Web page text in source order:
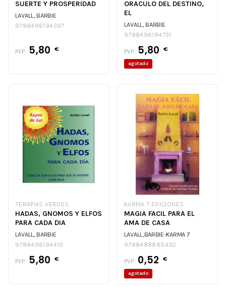
SUERTE Y PROSPERIDAD
LAVALL, BARBIE
9788496194397
PVP: 5,80 €
ORACULO DEL DESTINO,
EL
LAVALL, BARBIE
9788496194731
PVP: 5,80 €
agotado
TERAPIAS VERDES
HADAS, GNOMOS Y ELFOS
PARA CADA DIA
LAVALL, BARBIE
9788496194410
PVP: 5,80 €
KARMA 7 EDICIONES
MAGIA FACIL PARA EL
AMA DE CASA
LAVALL,BARBIE-KARMA 7
9788488885432
PVP: 0,52 €
agotado